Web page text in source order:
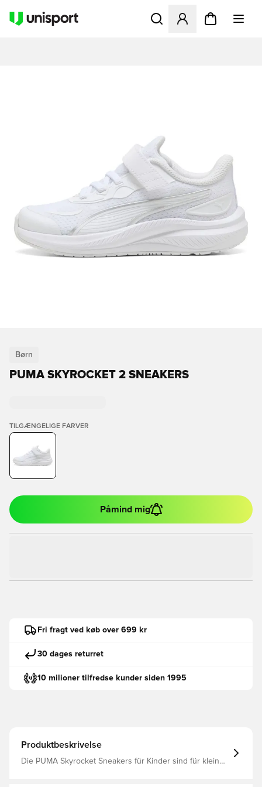
Åbner en Modal til at
Børn
PUMA SKYROCKET 2 SNEAKERS
TILGÆNGELIGE FARVER
Påmind mig
Fri fragt ved køb over 699 kr
30 dages returret
10 milioner tilfredse kunder siden 1995
Produktbeskrivelse
Die PUMA Skyrocket Sneakers für Kinder sind für kleine